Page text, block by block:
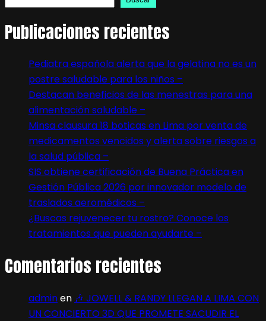
Publicaciones recientes
Pediatra española alerta que la gelatina no es un
postre saludable para los niños –
Destacan beneficios de las menestras para una
alimentación saludable –
Minsa clausura 18 boticas en Lima por venta de
medicamentos vencidos y alerta sobre riesgos a
la salud pública –
SIS obtiene certificación de Buena Práctica en
Gestión Pública 2026 por innovador modelo de
traslados aeromédicos –
¿Buscas rejuvenecer tu rostro? Conoce los
tratamientos que pueden ayudarte –
Comentarios recientes
adminen 🎶 JOWELL & RANDY LLEGAN A LIMA CON
UN CONCIERTO 3D QUE PROMETE SACUDIR EL